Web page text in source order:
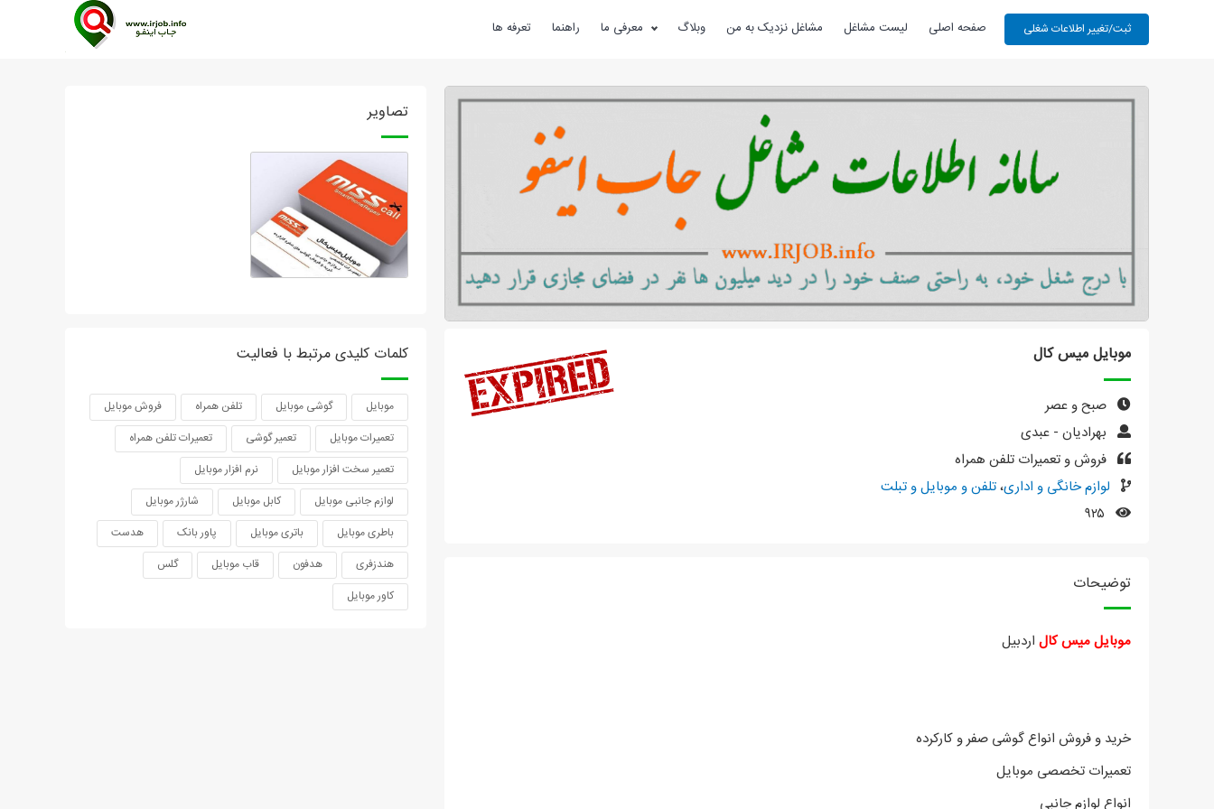
صفحه اصلی لیست مشاغل مشاغل نزدیک به من وبلاگ معرفی ما راهنما تعرفه ها
موبایل میس کال
صبح و عصر
بهرادیان - عبدی
فروش و تعمیرات تلفن همراه
لوازم خانگی و اداری،تلفن و موبایل و تبلت
توضیحات
موبایل میس کال اردبیل
خرید و فروش انواع گوشی صفر و کارکرده
تعمیرات تخصصی موبایل
انواع لوازم جانبی
تصاویر
کلمات کلیدی مرتبط با فعالیت
موبایل گوشی موبایل تلفن همراه
فروش موبایل
تعمیرات موبایل
تعمیر گوشی
تعمیرات تلفن همراه
تعمیر سخت افزار موبایل
نرم افزار موبایل
لوازم جانبی موبایل
کابل موبایل
شارژر موبایل
باطری موبایل
باتری موبایل پاور بانک
هدست
هندزفری
هدفون قاب موبایل
گلس
کاور موبایل